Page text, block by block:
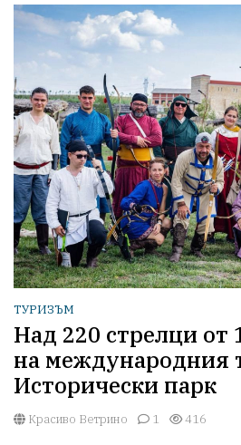
ТУРИЗЪМ
Над 220 стрелци от
на международния
Исторически парк
Красиво Ветрино 1 416